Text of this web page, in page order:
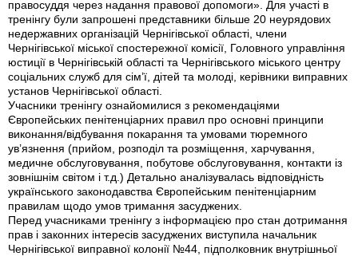
правосуддя через надання правової допомоги». Для участі в
тренінгу були запрошені представники більше 20 неурядових
недержавних організацій Чернігівської області, члени
Чернігівської міської спостережної комісії, Головного управління
юстиції в Чернігівській області та Чернігівського міського центру
соціальних служб для сім’ї, дітей та молоді, керівники виправних
установ Чернігівської області.
Учасники тренінгу ознайомилися з рекомендаціями
Європейських пенітенціарних правил про основні принципи
виконання/відбування покарання та умовами тюремного
ув’язнення (прийом, розподіл та розміщення, харчування,
медичне обслуговування, побутове обслуговування, контакти із
зовнішнім світом і т.д.) Детально аналізувалась відповідність
українського законодавства Європейським пенітенціарним
правилам щодо умов тримання засуджених.
Перед учасниками тренінгу з інформацією про стан дотримання
прав і законних інтересів засуджених виступила начальник
Чернігівської виправної колонії №44, підполковник внутрішньої